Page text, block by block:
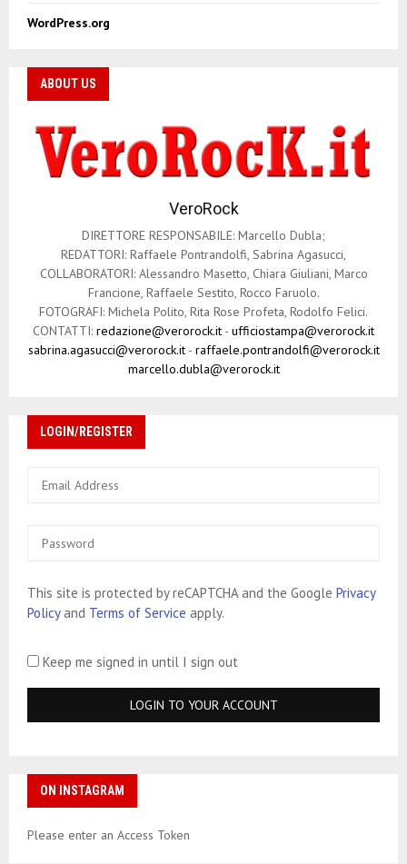
WordPress.org
ABOUT US
VeroRock
DIRETTORE RESPONSABILE: Marcello Dubla;
REDATTORI: Raffaele Pontrandolfi, Sabrina Agasucci,
COLLABORATORI: Alessandro Masetto, Chiara Giuliani, Marco
Francione, Raffaele Sestito, Rocco Faruolo.
FOTOGRAFI: Michela Polito, Rita Rose Profeta, Rodolfo Felici.
CONTATTI: redazione@verorock.it - ufficiostampa@verorock.it
sabrina.agasucci@verorock.it- raffaele.pontrandolfi@verorock.it
marcello.dubla@verorock.it
LOGIN/REGISTER
This site is protected by reCAPTCHA and the Google Privacy
Policyand Terms of Service apply.
Keep me signed in until I sign out
ON INSTAGRAM
Please enter an Access Token